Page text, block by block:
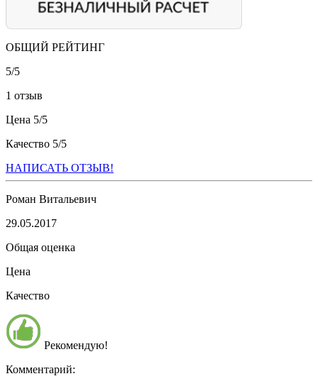
Вы можете оплатить свой заказ по безналичному расчету
счет на оплату.
ОБЩИЙ РЕЙТИНГ
5/5
1 отзыв
Цена 5/5
Качество 5/5
НАПИСАТЬ ОТЗЫВ!
Роман Витальевич
29.05.2017
Общая оценка
Цена
Качество
Рекомендую!
Комментарий: